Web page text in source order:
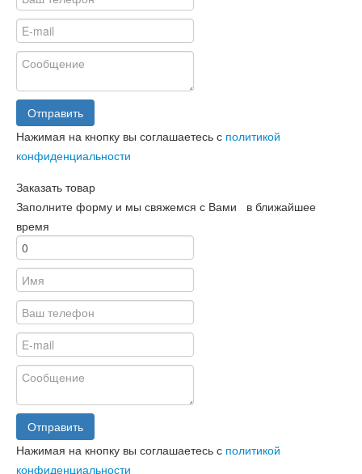
Отправить
Нажимая на кнопку вы соглашаетесь с политикой
конфиденциальности
Заказать товар
Заполните форму и мы свяжемся с Вами в ближайшее
время
Отправить
Нажимая на кнопку вы соглашаетесь с политикой
конфиденциальности